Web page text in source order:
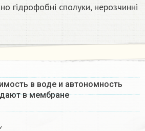
гідрофобні сполуки, нерозчинні
в воде и автономность
в мембране​